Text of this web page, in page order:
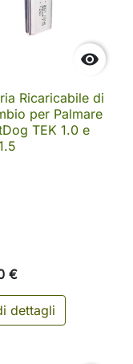

Ricaricabile di
per Palmare
TEK 1.0 e
€
dettagli